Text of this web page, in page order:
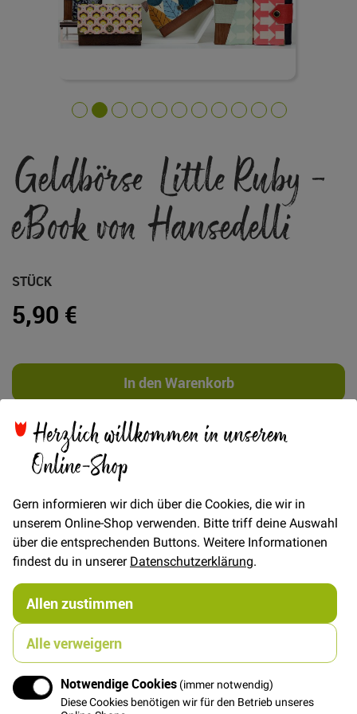
Herzlich willkommen in unserem
Online-Shop
Gern informieren wir dich über die Cookies, die wir in
unserem Online-Shop verwenden. Bitte triff deine Auswahl
über die entsprechenden Buttons. Weitere Informationen
findest du in unsererDatenschutzerklärung.
Allen zustimmen
Alle verweigern
Notwendige Cookies (immer notwendig)
Diese Cookies benötigen wir für den Betrieb unseres
der
Bildgalerie
springen
Geldbörse Little Ruby -
eBook von Hansedelli
5,90 €
STÜCK
In den Warenkorb
Diese Anleitung beinhaltet mehr als 200 Fotos, an
denen ich dir Schritt für Schritt zeige, wie du in ca. 3,5-7
Stunden die Geldbörse „Little Ruby“ von Hansedelli
nähen kannst. Die „Little Ruby“ ist eher für
fortgeschrittene Näher geeignet. Anhand der sehr
die schon das ein oder andere Täschchen genäht
haben, möglich, diese Geldbörse zu nähen.
Schwierigkeitsgrad: 3 von 5
Arbeitszeit: ca. 3,5-7 Stunden
Die „Little Ruby“ ist für alle „Normalnutzer“ geeignet.